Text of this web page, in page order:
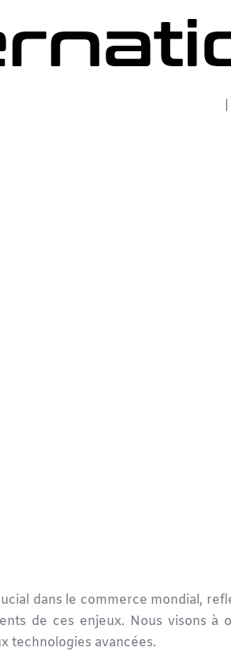
dans le commerce mondial,
de ces enjeux. Nous visons à
technologies avancées.